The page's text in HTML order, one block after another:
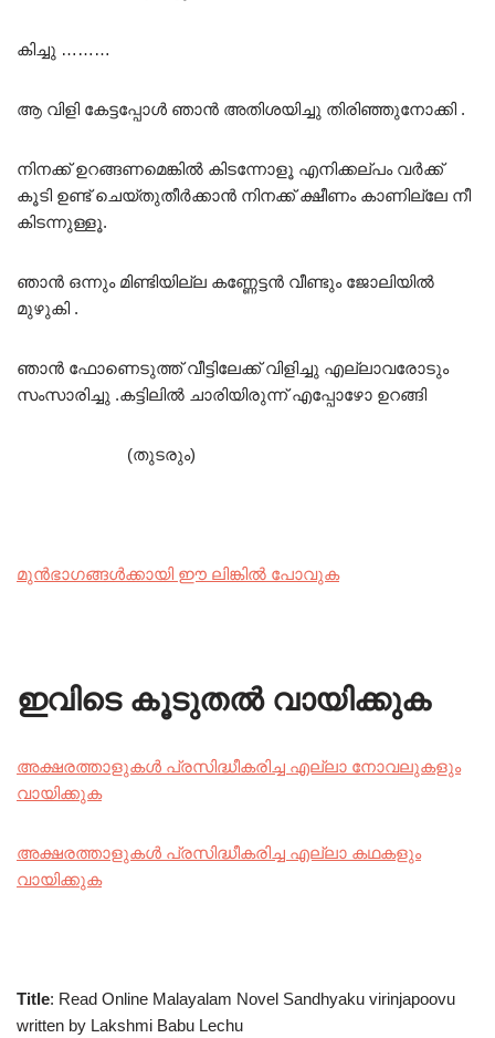
കിച്ചു ………
ആ വിളി കേട്ടപ്പോൾ ഞാൻ അതിശയിച്ചു തിരിഞ്ഞുനോക്കി .
നിനക്ക് ഉറങ്ങണമെങ്കിൽ കിടന്നോളൂ എനിക്കല്പം വർക്ക്
കൂടി ഉണ്ട് ചെയ്തുതീർക്കാൻ നിനക്ക് ക്ഷീണം കാണില്ലേ നീ
കിടന്നുള്ളൂ.
ഞാൻ ഒന്നും മിണ്ടിയില്ല കണ്ണേട്ടൻ വീണ്ടും ജോലിയിൽ
മുഴുകി .
ഞാൻ ഫോണെടുത്ത് വീട്ടിലേക്ക് വിളിച്ചു എല്ലാവരോടും
സംസാരിച്ചു .കട്ടിലിൽ ചാരിയിരുന്ന് എപ്പോഴോ ഉറങ്ങി
(തുടരും)
മുൻഭാഗങ്ങൾക്കായി ഈ ലിങ്കിൽ പോവുക
ഇവിടെ കൂടുതൽ വായിക്കുക
അക്ഷരത്താളുകൾ പ്രസിദ്ധീകരിച്ച എല്ലാ നോവലുകളും
വായിക്കുക
അക്ഷരത്താളുകൾ പ്രസിദ്ധീകരിച്ച എല്ലാ കഥകളും
വായിക്കുക
Title: Read Online Malayalam Novel Sandhyaku virinjapoovu
written by Lakshmi Babu Lechu